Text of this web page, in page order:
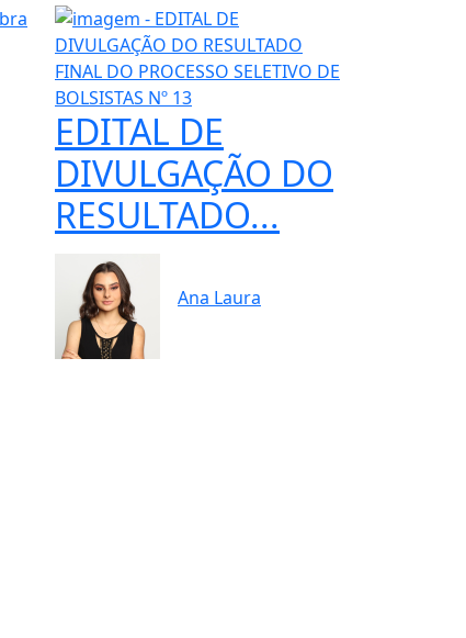
EDITAL DE
DIVULGAÇÃO DO
RESULTADO...
Ana Laura